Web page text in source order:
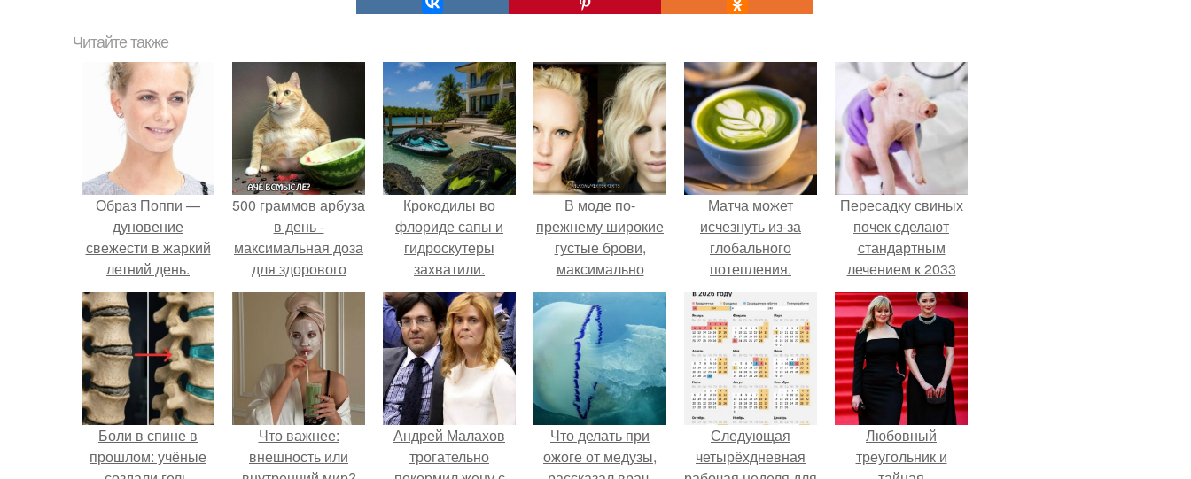
Читайте также
Образ Поппи —
дуновение
свежести в жаркий
летний день.
500 граммов арбуза
в день -
максимальная доза
для здорового
взрослого,
предупредили
врачи.
Крокодилы во
флориде сапы и
гидроскутеры
захватили.
В моде по-
прежнему широкие
густые брови,
максимально
приближенные к
естественной
форме.
Матча может
исчезнуть из-за
глобального
потепления.
Пересадку свиных
почек сделают
стандартным
лечением к 2033
году в Японии.
Боли в спине в
прошлом: учёные
Что важнее:
внешность или
Андрей Малахов
трогательно
Что делать при
ожоге от медузы,
Следующая
четырёхдневная
Любовный
треугольник и